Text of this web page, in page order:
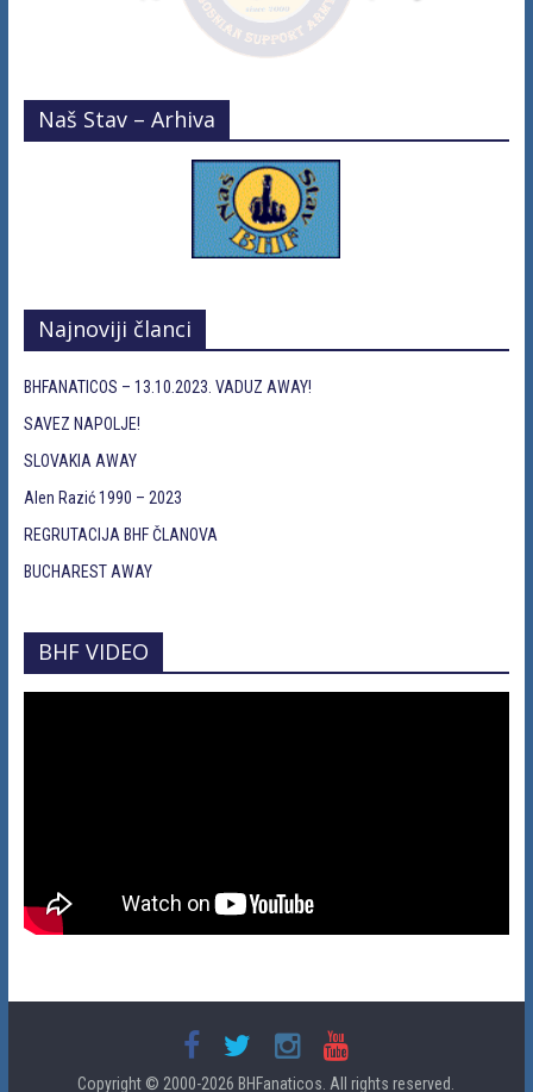
Naš Stav – Arhiva
Najnoviji članci
BHFANATICOS – 13.10.2023. VADUZ AWAY!
SAVEZ NAPOLJE!
SLOVAKIA AWAY
Alen Razić 1990 – 2023
REGRUTACIJA BHF ČLANOVA
BUCHAREST AWAY
BHF VIDEO
Copyright © 2000-2026 BHFanaticos . All rights reserved.